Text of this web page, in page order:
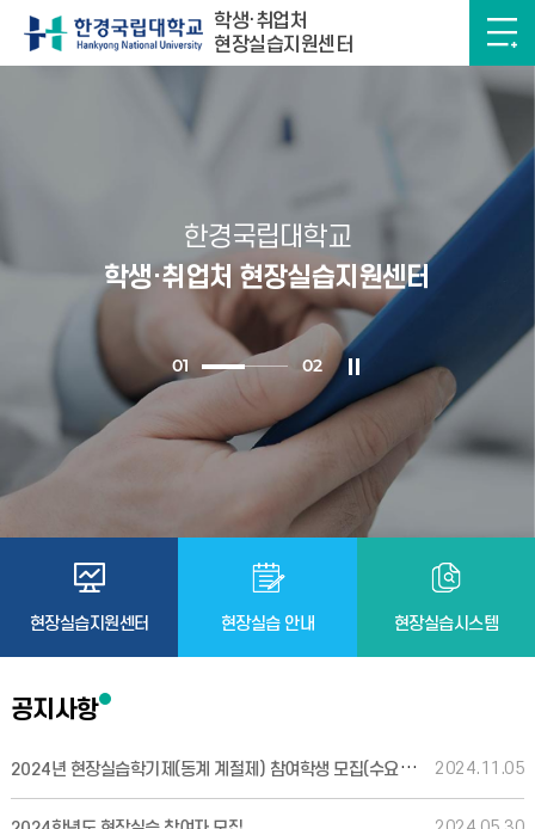
학생·취업처
현장실습지원센터
한경국립대학교
학생·취업처 현장실습지원센터
01 02
현장실습지원센터 현장실습 안내 현장실습시스템
공지사항
2024년 현장실습학기제(동계 계절제) 참여학생 모집(수요조사) 2024.11.05